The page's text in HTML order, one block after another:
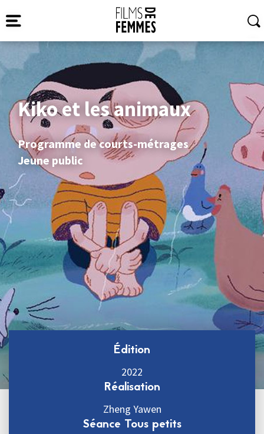
Kiko et les animaux
Programme de courts-métrages
Jeune public
Édition
2022
Réalisation
Zheng Yawen
Séance Tous petits